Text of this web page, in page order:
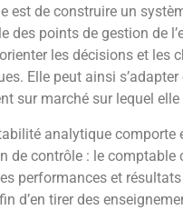
est de construire un
des points de gestion de
les décisions et les
Elle peut ainsi
sur marché sur lequel elle
analytique comporte
de contrôle : le comptable
performances et résultats
d’en tirer des